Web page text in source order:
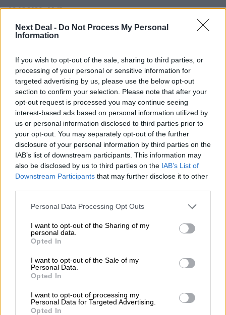
Next Deal - Do Not Process My Personal
Information
If you wish to opt-out of the sale, sharing to third parties, or
processing of your personal or sensitive information for
targeted advertising by us, please use the below opt-out
section to confirm your selection. Please note that after your
opt-out request is processed you may continue seeing
interest-based ads based on personal information utilized by
us or personal information disclosed to third parties prior to
your opt-out. You may separately opt-out of the further
disclosure of your personal information by third parties on the
IAB’s list of downstream participants. This information may
also be disclosed by us to third parties on the IAB’s List of
Downstream Participants that may further disclose it to other
Personal Data Processing Opt Outs
I want to opt-out of the Sharing of my
personal data.
Opted In
I want to opt-out of the Sale of my
Personal Data.
Opted In
I want to opt-out of processing my
Personal Data for Targeted Advertising.
Opted In
06.08.2026 - 09:15
Στέλιος Λιανός – INTERAMERICAN / Αθηναϊκή Γενική Κλινική
ελληνικές τράπεζες «πρωταθλήτριες» στα δάνεια, νέο deal
Βαρδινογιάννη- Εξάρχου και ο διπλασιασμός των κερδών της
ΔΕΗ
05.08.2026
Randy Schekman, Νομπελίστας Ιατρικής: «Σε πέντε χρόνια
μπορεί να έχουμε θεραπεία που αναστέλλει την εξέλιξη του
Πάρκινσον»
05.08.2026
Ε.Ε και παράνομη μετανάστευση: προτάσεις και δράσεις με
παρονομαστή το κοινό συμφέρον
Αντώνης Βουκλαρής - «ΕΡΡΙΚΟΣ ΝΤΥΝΑΝ»
05.08.2026
Η νέα εποχή στην εκπαίδευση των ασφαλιστικών